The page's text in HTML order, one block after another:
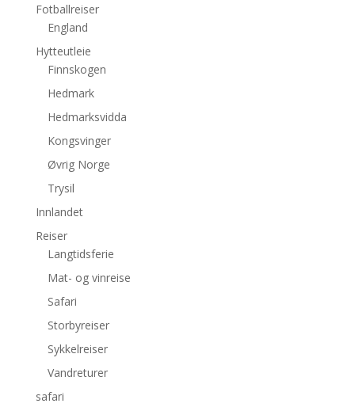
Fotballreiser
England
Hytteutleie
Finnskogen
Hedmark
Hedmarksvidda
Kongsvinger
Øvrig Norge
Trysil
Innlandet
Reiser
Langtidsferie
Mat- og vinreise
Safari
Storbyreiser
Sykkelreiser
Vandreturer
safari